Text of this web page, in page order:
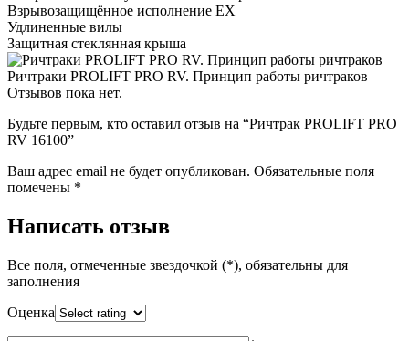
Взрывозащищённое исполнение EX
Удлиненные вилы
Защитная стеклянная крыша
Ричтраки PROLIFT PRO RV. Принцип работы ричтраков
Отзывов пока нет.
Будьте первым, кто оставил отзыв на “Ричтрак PROLIFT PRO
RV 16100”
Ваш адрес email не будет опубликован. Обязательные поля
помечены *
Написать отзыв
Все поля, отмеченные звездочкой (*), обязательны для
заполнения
Оценка